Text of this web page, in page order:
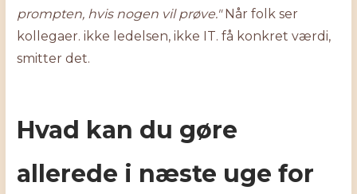
prompten, hvis nogen vil prøve."Når folk ser
kollegaer. ikke ledelsen, ikke IT. få konkret værdi,
smitter det.
Hvad kan du gøre
allerede i næste uge for